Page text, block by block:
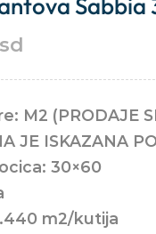
M2 (PRODAJE
JE ISKAZANA
30×60
m2/kutija